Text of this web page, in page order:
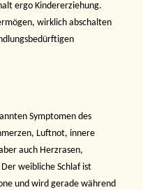
ergo Kindererziehung.
wirklich abschalten
Symptomen des
Luftnot, innere
auch Herzrasen,
weibliche Schlaf ist
und wird gerade während